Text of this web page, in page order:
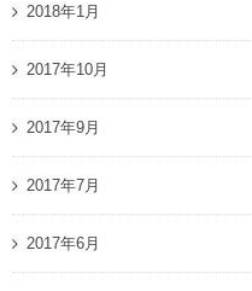
2018年1月
2017年10月
2017年9月
2017年7月
2017年6月